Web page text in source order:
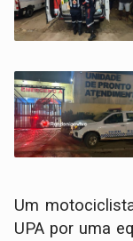
Um
UPA por uma